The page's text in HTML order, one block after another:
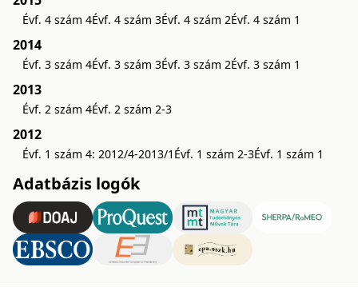
Évf. 4 szám 4Évf. 4 szám 3Évf. 4 szám 2Évf. 4 szám 1
2014
Évf. 3 szám 4Évf. 3 szám 3Évf. 3 szám 2Évf. 3 szám 1
2013
Évf. 2 szám 4Évf. 2 szám 2-3
2012
Évf. 1 szám 4: 2012/4-2013/1 Évf. 1 szám 2-3Évf. 1 szám 1
Adatbázis logók